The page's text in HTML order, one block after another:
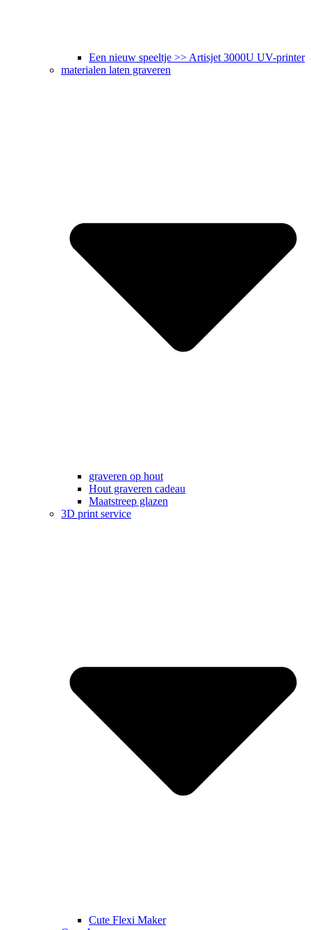
Een nieuw speeltje >> Artisjet 3000U UV-printer
materialen laten graveren
graveren op hout
Hout graveren cadeau
Maatstreep glazen
3D print service
Cute Flexi Maker